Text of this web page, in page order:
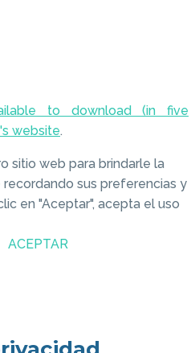
to download (in five
website.
sitio web para brindarle la
sus preferencias y
en "Aceptar", acepta el uso
ACEPTAR